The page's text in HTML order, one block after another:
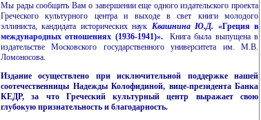
Мы рады сообщить Вам о завершении еще одного издательского проекта
Греческого культурного центра и выходе в свет книги молодого
эллиниста, кандидата исторических наук Квашнина Ю.Д. «Греция в
международных отношениях (1936-1941)».Книга была выпущена в
издательстве Московского государственного университета им. М.В.
Ломоносова.
Издание осуществлено при исключительной поддержке нашей
соотечественницы Надежды Колофидиной, вице-президента Банка
КЕДР, за что Греческий культурный центр выражает свою
глубокую признательность и благодарность.